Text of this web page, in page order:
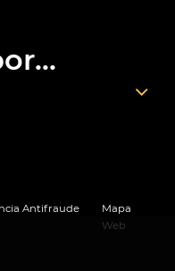
Antifraude
Mapa
Web